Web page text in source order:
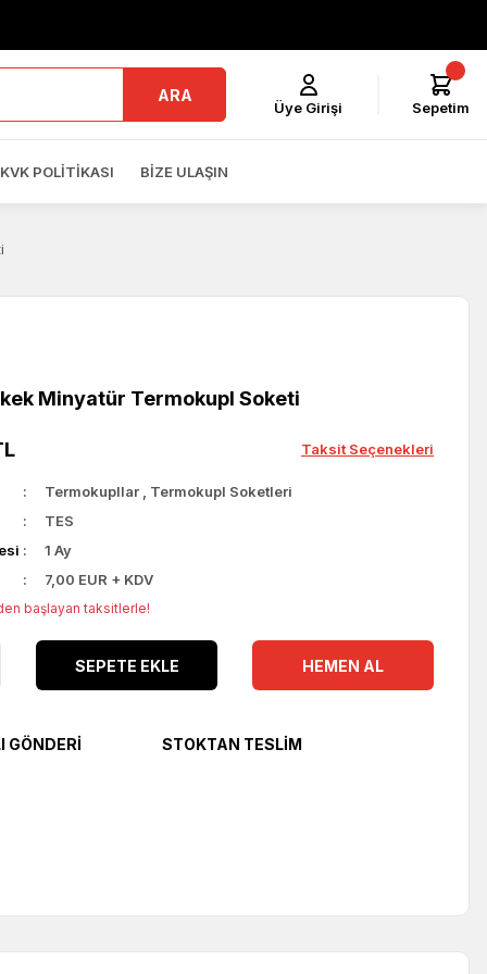
ARA
Üye Girişi Sepetim
KVK POLITIKASI BIZE ULAŞIN
Minyatür Termokupl Soketi
Taksit Seçenekleri
Termokupllar
Termokupl Soketleri
TES
1 Ay
7,00 EUR + KDV
başlayan taksitlerle!
SEPETE EKLE HEMEN AL
GÖNDERI STOKTAN TESLIM